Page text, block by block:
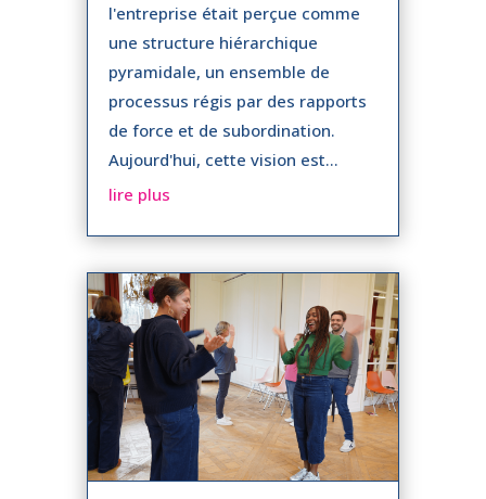
l'entreprise était perçue comme
une structure hiérarchique
pyramidale, un ensemble de
processus régis par des rapports
de force et de subordination.
Aujourd'hui, cette vision est...
lire plus